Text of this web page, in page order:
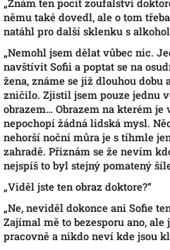
„Znám ten pocit zoufalství
němu také dovedl, ale o tom
natáhl pro další sklenku s
„Nemohl jsem dělat vůbec nic.
navštívit Sofii a poptat se na
žena, známe se již dlouhou dobu
zničilo. Zjistil jsem pouze jednu
obrazem… Obrazem na kterém je
nepochopí žádná lidská mysl.
nehorší noční můra je s tíhmle
zahradě. Přiznám se že nevím
nejspíš to byl stejný pomatený
„Viděl jste ten obraz doktore?“
„Ne, neviděl dokonce ani Sofie
Zajímal mě to bezesporu ano,
pracovně a nikdo neví kde jsou